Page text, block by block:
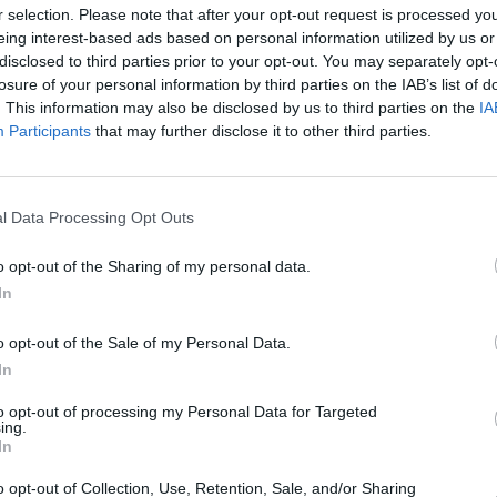
selection. Please note that after your opt-out request is processed
interest-based ads based on personal information utilized by us
to third parties prior to your opt-out. You may separately
of your personal information by third parties on the IAB’s list of
This information may also be disclosed by us to third parties on the
Participants that may further disclose it to other third parties.
Data Processing Opt Outs
opt-out of the Sharing of my personal data.
opt-out of the Sale of my Personal Data.
opt-out of processing my Personal Data for Targeted
opt-out of Collection, Use, Retention, Sale, and/or Sharing
9 décembre, le nom du vainqueur de
et samedi. Et la tension monte alors
partiels qui donnaient le président sortant
s’étaient rassemblés devant la
lacrymogènes.
remporté l’élection avec son candidat à
le président du parti qui l’a dit en fin